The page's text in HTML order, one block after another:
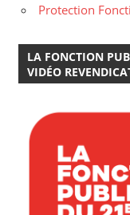
Protection
LA FONCTION
VIDÉO